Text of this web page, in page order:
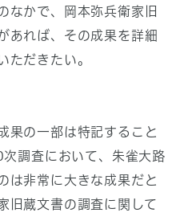
なかで、岡本弥兵衛家旧
あれば、その成果を詳細
ただきたい。
果の一部は特記すること
調査において、朱雀大路
は非常に大きな成果だと
旧蔵文書の調査に関して